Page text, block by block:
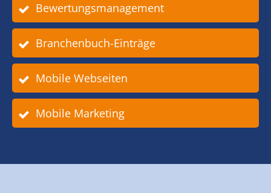
Bewertungsmanagement
Branchenbuch-Einträge
Mobile Webseiten
Mobile Marketing